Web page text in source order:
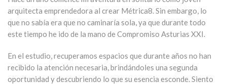
arquitecta emprendedora al crear Métrica8. Sin embargo, lo
que no sabía era que no caminaría sola, ya que durante todo
este tiempo he ido de la mano de Compromiso Asturias XXI.
En el estudio, recuperamos espacios que durante años no han
recibido la atención necesaria, brindándoles una segunda
oportunidad y descubriendo lo que su esencia esconde. Siento